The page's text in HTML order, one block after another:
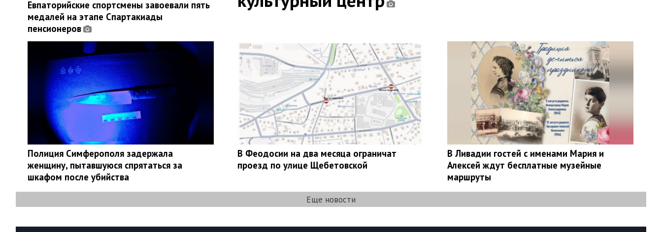
Евпаторийские спортсмены завоевали пять
медалей на этапе Спартакиады
пенсионеров
Полиция Симферополя задержала
женщину, пытавшуюся спрятаться за
шкафом после убийства
В Феодосии на два месяца ограничат
проезд по улице Щебетовской
В Ливадии гостей с именами Мария и
Алексей ждут бесплатные музейные
маршруты
Еще новости